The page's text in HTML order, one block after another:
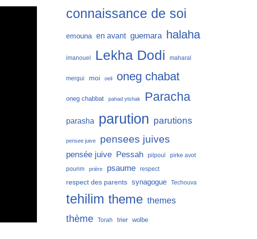
connaissance de soi
emouna en avant guemara halaha
imanouel Lekha Dodi maharal
mergui moi oeil oneg chabat
oneg chabbat pahad ytshak Paracha
parasha parution parutions
pensee juive pensees juives
pensée juive Pessah pilpoul
pirke avot
pourim
prière psaume respect
respect des parents synagogue Techouva
tehilim theme themes
thème Torah trier wolbe